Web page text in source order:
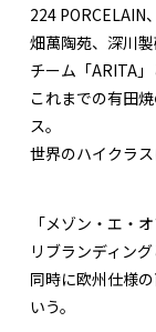
224 PORCELAIN、
畑萬陶苑、深川
チーム「ARITA
これまでの有田
ス。
世界のハイクラ
「メゾン・エ・
リブランディン
同時に欧州仕様
いう。